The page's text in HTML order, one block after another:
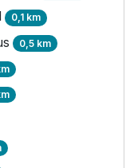
0,1 km
0,5 km